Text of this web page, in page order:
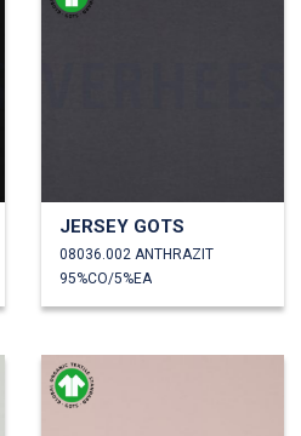
JERSEY GOTS
08036.002 ANTHRAZIT
95%CO/5%EA